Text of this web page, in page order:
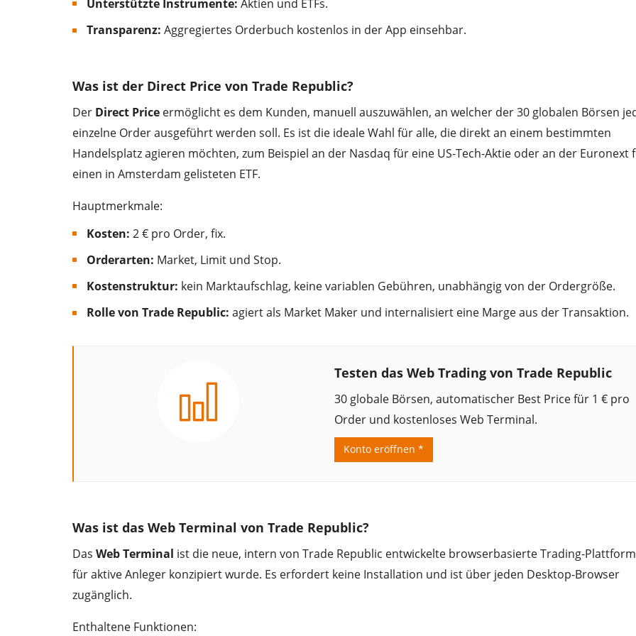
Unterstützte Instrumente: Aktien und ETFs.
Transparenz: Aggregiertes Orderbuch kostenlos in der App einsehbar.
Was ist der Direct Price von Trade Republic?
Der Direct Price ermöglicht es dem Kunden, manuell auszuwählen, an welcher der 30 globalen Börsen
einzelne Order ausgeführt werden soll. Es ist die ideale Wahl für alle, die direkt an einem bestimmten
Handelsplatz agieren möchten, zum Beispiel an der Nasdaq für eine US-Tech-Aktie oder an der Euronext
einen in Amsterdam gelisteten ETF.
Hauptmerkmale:
Kosten: 2 € pro Order, fix.
Orderarten: Market, Limit und Stop.
Kostenstruktur: kein Marktaufschlag, keine variablen Gebühren, unabhängig von der Ordergröße.
Rolle von Trade Republic: agiert als Market Maker und internalisiert eine Marge aus der Transaktion.
Testen das Web Trading von Trade Republic
30 globale Börsen, automatischer Best Price für 1 € pro
Order und kostenloses Web Terminal.
Konto eröffnen *
Was ist das Web Terminal von Trade Republic?
Das Web Terminal ist die neue, intern von Trade Republic entwickelte browserbasierte Trading-
für aktive Anleger konzipiert wurde. Es erfordert keine Installation und ist über jeden Desktop-Browser
zugänglich.
Enthaltene Funktionen: